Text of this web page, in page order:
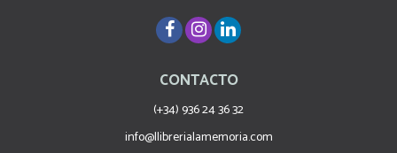
CONTACTO
(+34) 936 24 36 32
info@llibrerialamemoria.com